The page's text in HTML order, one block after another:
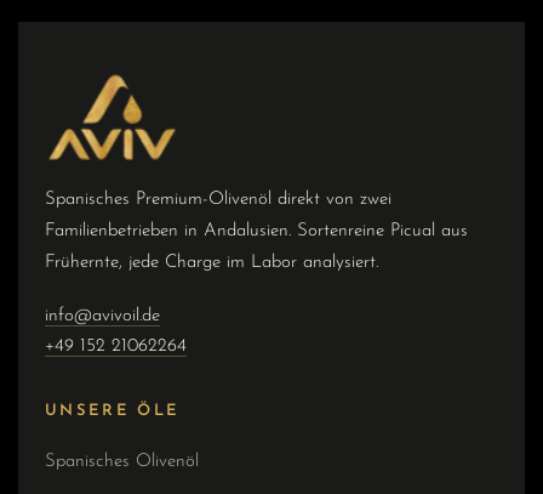
Spanisches Premium-Olivenöl direkt von zwei
Familienbetrieben in Andalusien. Sortenreine Picual aus
Frühernte, jede Charge im Labor analysiert.
info@avivoil.de
+49 152 21062264
UNSERE ÖLE
Spanisches Olivenöl